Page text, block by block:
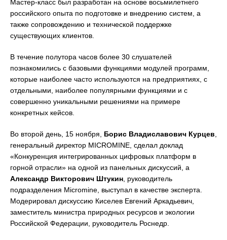
Мастер-класс был разработан на основе восьмилетнего
российского опыта по подготовке и внедрению систем, а
также сопровождению и технической поддержке
существующих клиентов.
В течение полутора часов более 30 слушателей
познакомились с базовыми функциями модулей программ,
которые наиболее часто используются на предприятиях, с
отдельными, наиболее популярными функциями и с
совершенно уникальными решениями на примере
конкретных кейсов.
Во второй день, 15 ноября, Борис Владиславович Курцев,
генеральный директор MICROMINE, сделал доклад
«Конкуренция интегрированных цифровых платформ в
горной отрасли» на одной из панельных дискуссий, а
Александр Викторович Штукин, руководитель
подразделения Micromine, выступал в качестве эксперта.
Модерировал дискуссию Киселев Евгений Аркадьевич,
заместитель министра природных ресурсов и экологии
Российской Федерации, руководитель Роснедр.